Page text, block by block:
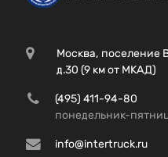
Москва, поселение
д.30 (9 км от МКАД)
(495) 411-94-80
понедельник-
info@intertruck.ru